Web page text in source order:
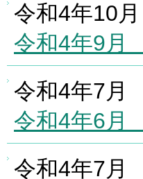
令和4年10月
令和4年9月
令和4年7月
令和4年6月
令和4年7月